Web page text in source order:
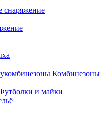
снаряжение
Комбинезоны
и майки